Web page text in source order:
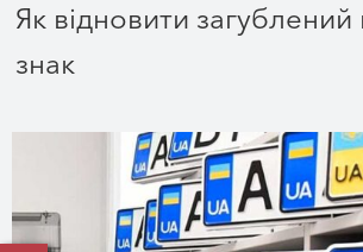
Як відновити
знак